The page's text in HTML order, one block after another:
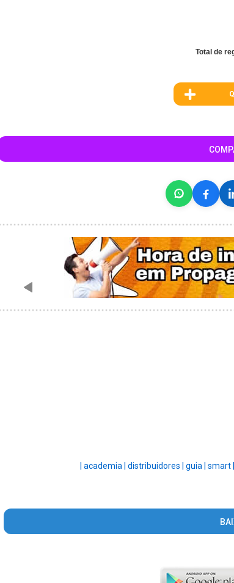
Total de
academia | distribuidores | guia | smart |